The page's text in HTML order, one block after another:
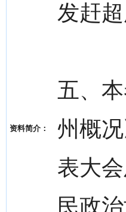
资料简介：
发赶
五、
州概
表大
民政